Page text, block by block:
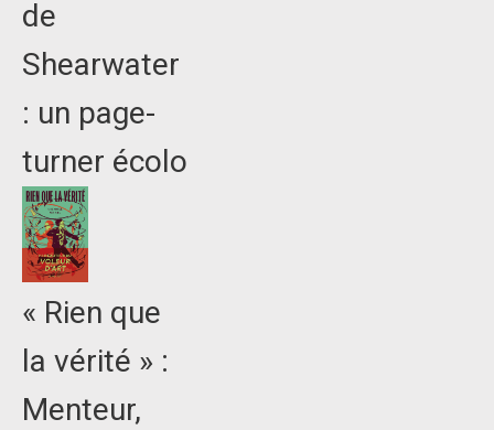
de
Shearwater
: un page-
turner écolo
« Rien que
la vérité » :
Menteur,